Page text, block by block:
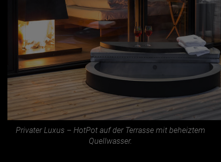
Privater Luxus – HotPot auf der Terrasse mit beheiztem
Quellwasser.